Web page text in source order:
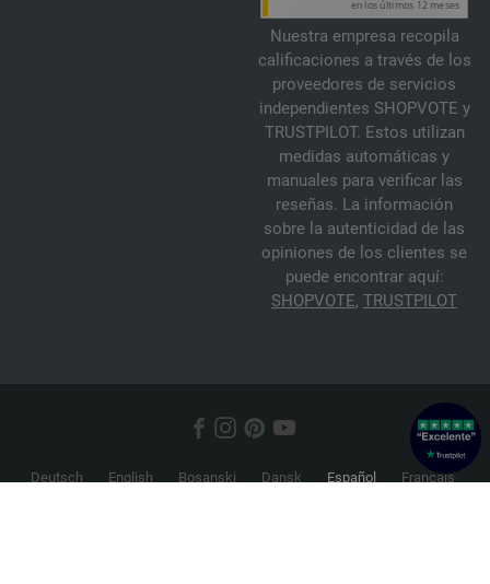
Nuestra empresa recopila
calificaciones a través de los
proveedores de servicios
independientes SHOPVOTE y
TRUSTPILOT. Estos utilizan
medidas automáticas y
manuales para verificar las
reseñas. La información
sobre la autenticidad de las
opiniones de los clientes se
puede encontrar aquí:
SHOPVOTE, TRUSTPILOT
Deutsch English Bosanski Dansk Español
Français